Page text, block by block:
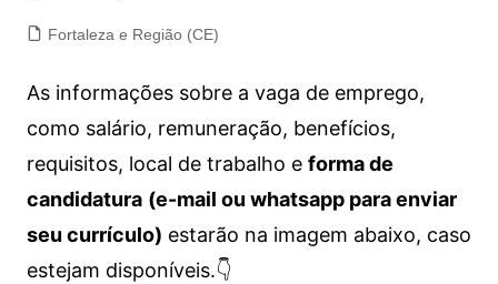
Fortaleza e Região (CE)
As informações sobre a vaga de emprego,
como salário, remuneração, benefícios,
requisitos, local de trabalho e forma de
candidatura (e-mail ou whatsapp para enviar
seu currículo) estarão na imagem abaixo, caso
estejam disponíveis.👇